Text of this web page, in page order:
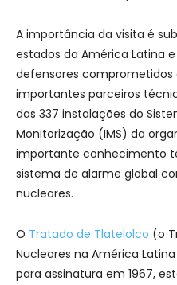
A importância da visita é
estados da América Latina
defensores comprometidos
importantes parceiros
das 337 instalações do
Monitorização (IMS) da
importante conhecimento
sistema de alarme global
nucleares.
O Tratado de Tlatelolco (o
Nucleares na América
para assinatura em 1967,